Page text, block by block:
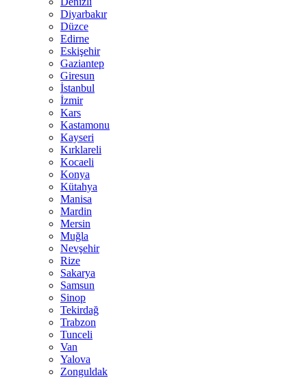
Diyarbakır
Düzce
Edirne
Eskişehir
Gaziantep
Giresun
İstanbul
İzmir
Kars
Kastamonu
Kayseri
Kırklareli
Kocaeli
Konya
Kütahya
Manisa
Mardin
Mersin
Muğla
Nevşehir
Rize
Sakarya
Samsun
Sinop
Tekirdağ
Trabzon
Tunceli
Van
Yalova
Zonguldak